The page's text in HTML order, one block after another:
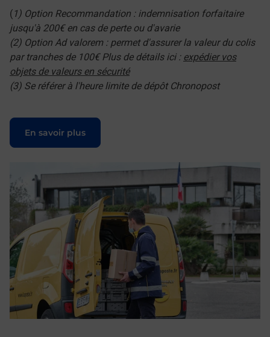
( 1) Option Recommandation : indemnisation forfaitaire
jusqu'à 200€ en cas de perte ou d'avarie
(2) Option Ad valorem : permet d'assurer la valeur du colis
par tranches de 100€ Plus de détails ici : expédier vos
objets de valeurs en sécurité
(3) Se référer à l'heure limite de dépôt Chronopost
En savoir plus
Le lien s'ouvre dans un nouvel onglet